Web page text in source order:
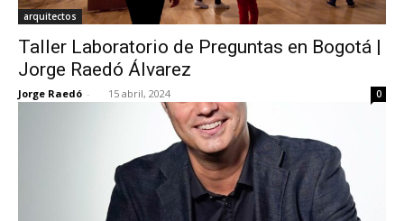
arquitectos
Taller Laboratorio de Preguntas en Bogotá |
Jorge Raedó Álvarez
Jorge Raedó - 15 abril, 2024 0